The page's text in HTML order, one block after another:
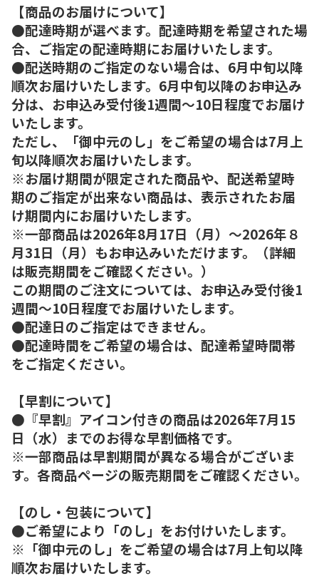
【商品のお届けについて】
●配達時期が選べます。配達時期を希望された場
合、ご指定の配達時期にお届けいたします。
●配送時期のご指定のない場合は、6月中旬以降
順次お届けいたします。6月中旬以降のお申込み
分は、お申込み受付後1週間～10日程度でお届け
いたします。
ただし、「御中元のし」をご希望の場合は7月上
旬以降順次お届けいたします。
※お届け期間が限定された商品や、配送希望時
期のご指定が出来ない商品は、表示されたお届
け期間内にお届けいたします。
※一部商品は2026年8月17日（月）～2026年８
月31日（月）もお申込みいただけます。（詳細
は販売期間をご確認ください。）
この期間のご注文については、お申込み受付後1
週間～10日程度でお届けいたします。
●配達日のご指定はできません。
●配達時間をご希望の場合は、配達希望時間帯
をご指定ください。
【早割について】
●『早割』アイコン付きの商品は2026年7月15
日（水）までのお得な早割価格です。
※一部商品は早割期間が異なる場合がございま
す。各商品ページの販売期間をご確認ください。
【のし・包装について】
●ご希望により「のし」をお付けいたします。
※「御中元のし」をご希望の場合は7月上旬以降
順次お届けいたします。